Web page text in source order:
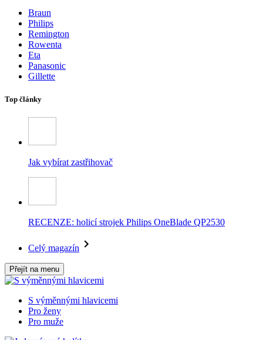
Braun
Philips
Remington
Rowenta
Eta
Panasonic
Gillette
Top články
Jak vybírat zastřihovač
RECENZE: holicí strojek Philips OneBlade QP2530
Celý magazín
Přejít na menu
S výměnnými hlavicemi
Pro ženy
Pro muže